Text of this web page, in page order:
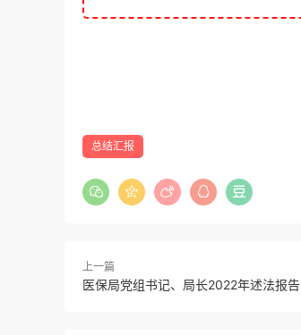
总结汇报
上一篇
医保局党组书记、局长2022年述法报告